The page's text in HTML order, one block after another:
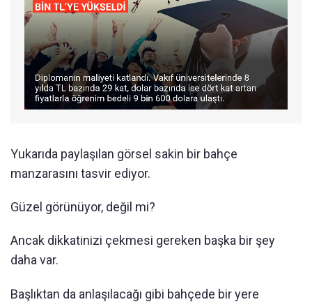
Yukarıda paylaşılan görsel sakin bir bahçe
manzarasını tasvir ediyor.
Güzel görünüyor, değil mi?
Ancak dikkatinizi çekmesi gereken başka bir şey
daha var.
Başlıktan da anlaşılacağı gibi bahçede bir yere